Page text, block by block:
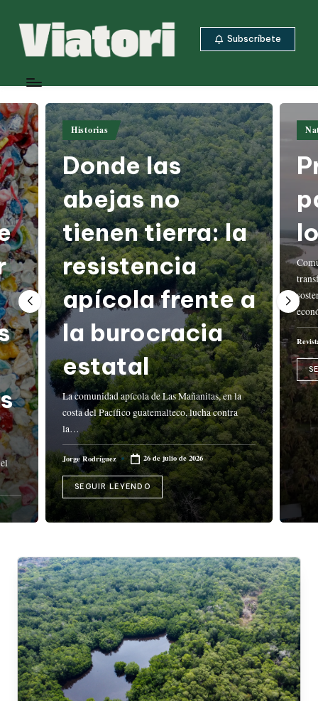
Saltar
a
t
o
ri
ambiental
y
climático
desde
Centroamérica
Subscríbete
Publicado
en
Historias
Donde las
abejas no
tienen tierra: la
resistencia
apícola frente a
la burocracia
estatal
La comunidad apícola de Las Mañanitas, en la
costa del Pacífico guatemalteco, lucha contra
la…
Publicado
por
Jorge Rodríguez 26 de julio de 2026
SEGUIR LEYENDO
en
por